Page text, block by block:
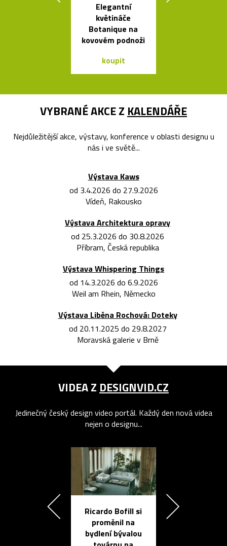
Elegantní
květináče
Botanique na
kovovém podnoži
koupit
VYBRANÉ AKCE Z KALENDÁŘE
Nejdůležitější akce, výstavy, konference v oblasti designu u
nás i ve světě...
Výstava Kaws
od 3.4.2026 do 27.9.2026
Vídeň, Rakousko
Výstava Architektura opravy
od 25.3.2026 do 30.8.2026
Příbram, Česká republika
Výstava Whispering Things
od 14.3.2026 do 6.9.2026
Weil am Rhein, Německo
Výstava Liběna Rochová: Doteky
od 20.11.2025 do 29.8.2027
Moravská galerie v Brně
VIDEA Z DESIGNVID.CZ
Jedinečný český design video portál. Každý den nová videa
nejen o designu...
Ricardo Bofill si
proměnil na
bydlení bývalou